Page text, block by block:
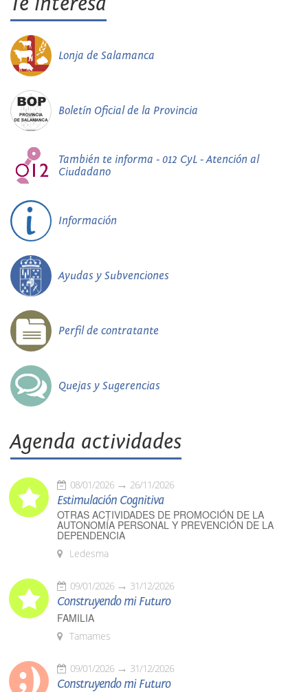
Lonja de Salamanca
Boletín Oficial de la Provincia
También te informa - 012 CyL - Atención al
Ciudadano
Información
Ayudas y Subvenciones
Perfil de contratante
Quejas y Sugerencias
Agenda actividades
08/01/2026 26/11/2026
Estimulación Cognitiva
OTRAS ACTIVIDADES DE PROMOCIÓN DE LA
AUTONOMÍA PERSONAL Y PREVENCIÓN DE LA
DEPENDENCIA
Ledesma
09/01/2026 31/12/2026
Construyendo mi Futuro
FAMILIA
Tamames
09/01/2026 31/12/2026
Construyendo mi Futuro